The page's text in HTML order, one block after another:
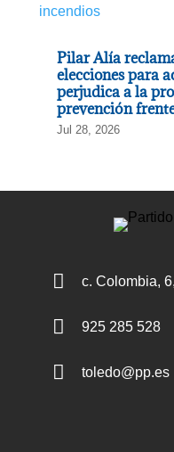
Pilar Alía
elecciones para
perjudica a la
prevención
Jul 28, 2026
 c. Colombia,
 925 285 528
 toledo@pp.es